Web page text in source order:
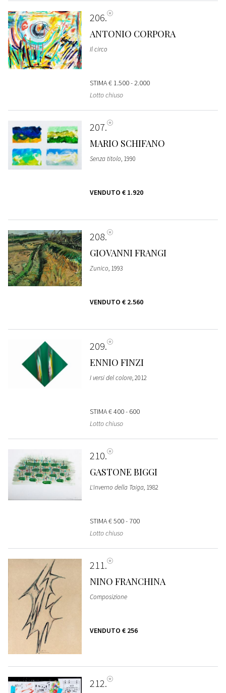
206
ANTONIO CORPORA
Il circo
STIMA€ 1.500 - 2.000
Lotto chiuso
207
MARIO SCHIFANO
Senza titolo, 1990
VENDUTO € 1.920
208
GIOVANNI FRANGI
Zunico, 1993
VENDUTO € 2.560
209
ENNIO FINZI
I versi del colore, 2012
STIMA€ 400 - 600
Lotto chiuso
210
GASTONE BIGGI
L'inverno della Taiga, 1982
STIMA€ 500 - 700
Lotto chiuso
211
NINO FRANCHINA
Composizione
VENDUTO € 256
212